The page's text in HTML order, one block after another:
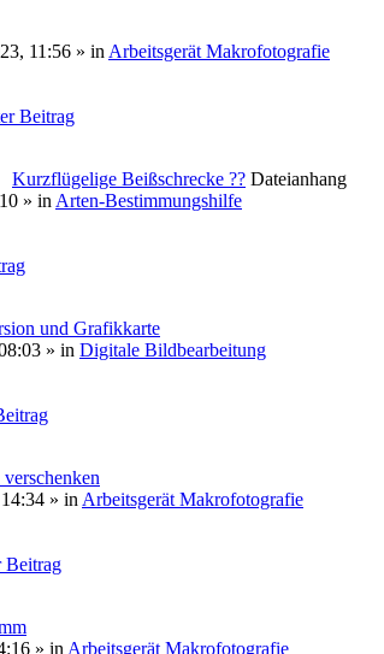
11:56 » in Arbeitsgerät Makrofotografie
Beitrag
Kurzflügelige Beißschrecke ?? Dateianhang
» in Arten-Bestimmungshilfe
und Grafikkarte
» in Digitale Bildbearbeitung
» in Arbeitsgerät Makrofotografie
Beitrag
» in Arbeitsgerät Makrofotografie